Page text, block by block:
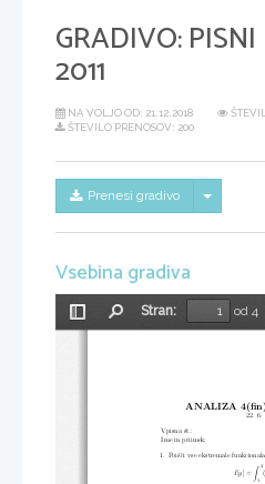
GRADIVO:PISNI
2011
NA VOLJO OD: 21.12.2018
ŠTEVILO PRENOSOV: 200
Prenesi gradivo Skrij/
Vsebina gradiva
Preklopi
Stran:
od 4
ANALIZA
22.  6.
Vpisna ˇst.:
Ime in priimek:
1.  Poiˇsˇci vse ekstremale funkcionala
I[y ] =
2
1
(